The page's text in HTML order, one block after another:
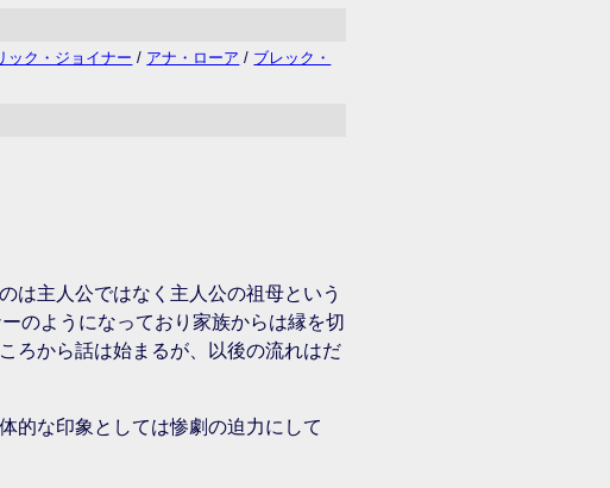
ック・ジョイナー / アナ・ローア / ブレック・
は主人公ではなく主人公の祖母という
のようになっており家族からは縁を切
ろから話は始まるが、以後の流れはだ
的な印象としては惨劇の迫力にして